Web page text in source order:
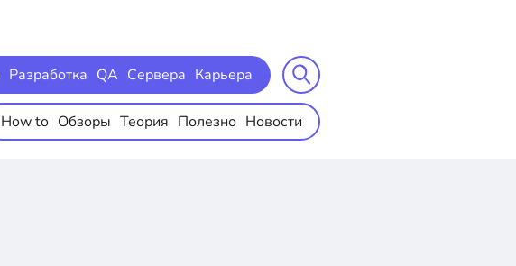
Разработка QA Сервера Карьера
How to Обзоры Теория Полезно Новости